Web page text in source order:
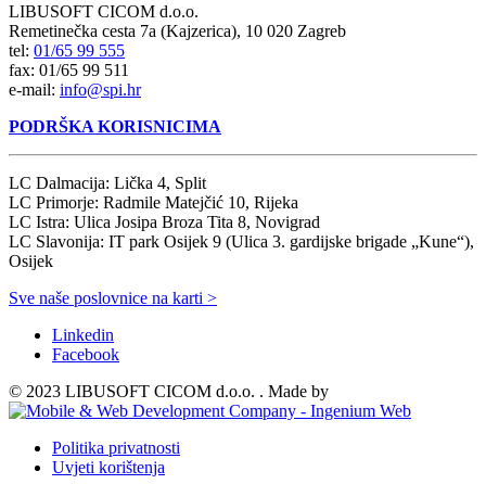
LIBUSOFT CICOM d.o.o.
Remetinečka cesta 7a (Kajzerica), 10 020 Zagreb
tel: 01/65 99 555
fax: 01/65 99 511
e-mail: info@spi.hr
PODRŠKA KORISNICIMA
LC Dalmacija: Lička 4, Split
LC Primorje: Radmile Matejčić 10, Rijeka
LC Istra: Ulica Josipa Broza Tita 8, Novigrad
LC Slavonija: IT park Osijek 9 (Ulica 3. gardijske brigade „Kune“),
Osijek
Sve naše poslovnice na karti >
Linkedin
Facebook
© 2023 LIBUSOFT CICOM d.o.o. . Made by
Politika privatnosti
Uvjeti korištenja